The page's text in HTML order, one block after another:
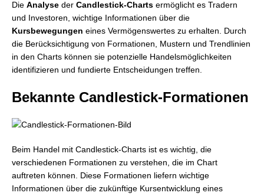
Die Analyse der Candlestick-Charts ermöglicht es Tradern
und Investoren, wichtige Informationen über die
Kursbewegungen eines Vermögenswertes zu erhalten. Durch
die Berücksichtigung von Formationen, Mustern und Trendlinien
in den Charts können sie potenzielle Handelsmöglichkeiten
identifizieren und fundierte Entscheidungen treffen.
Bekannte Candlestick-Formationen
Beim Handel mit Candlestick-Charts ist es wichtig, die
verschiedenen Formationen zu verstehen, die im Chart
auftreten können. Diese Formationen liefern wichtige
Informationen über die zukünftige Kursentwicklung eines